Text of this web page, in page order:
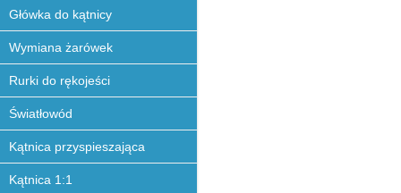
Główka do kątnicy
Wymiana żarówek
Rurki do rękojeści
Światłowód
Kątnica przyspieszająca
Kątnica 1:1